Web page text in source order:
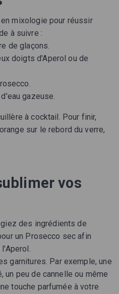
mixologie pour réussir
à suivre :
de glaçons.
doigts d'Aperol ou de
gazeuse.
à cocktail. Pour finir,
sur le rebord du verre,
vos
des ingrédients de
un Prosecco sec afin
garnitures. Par exemple, une
un peu de cannelle ou même
touche parfumée à votre